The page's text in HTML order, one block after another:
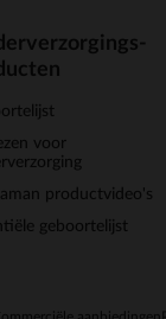
voor
productvideo's
geboortelijst